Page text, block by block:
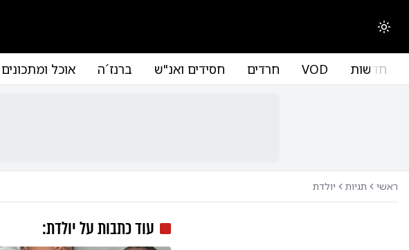
החלפת מצב תצוגה
חדשות VOD חרדים חסידים ואנ"ש ברנז´ה אוכל ומתכונים
ראשי תגיות יולדת
עוד כתבות עליולדת: